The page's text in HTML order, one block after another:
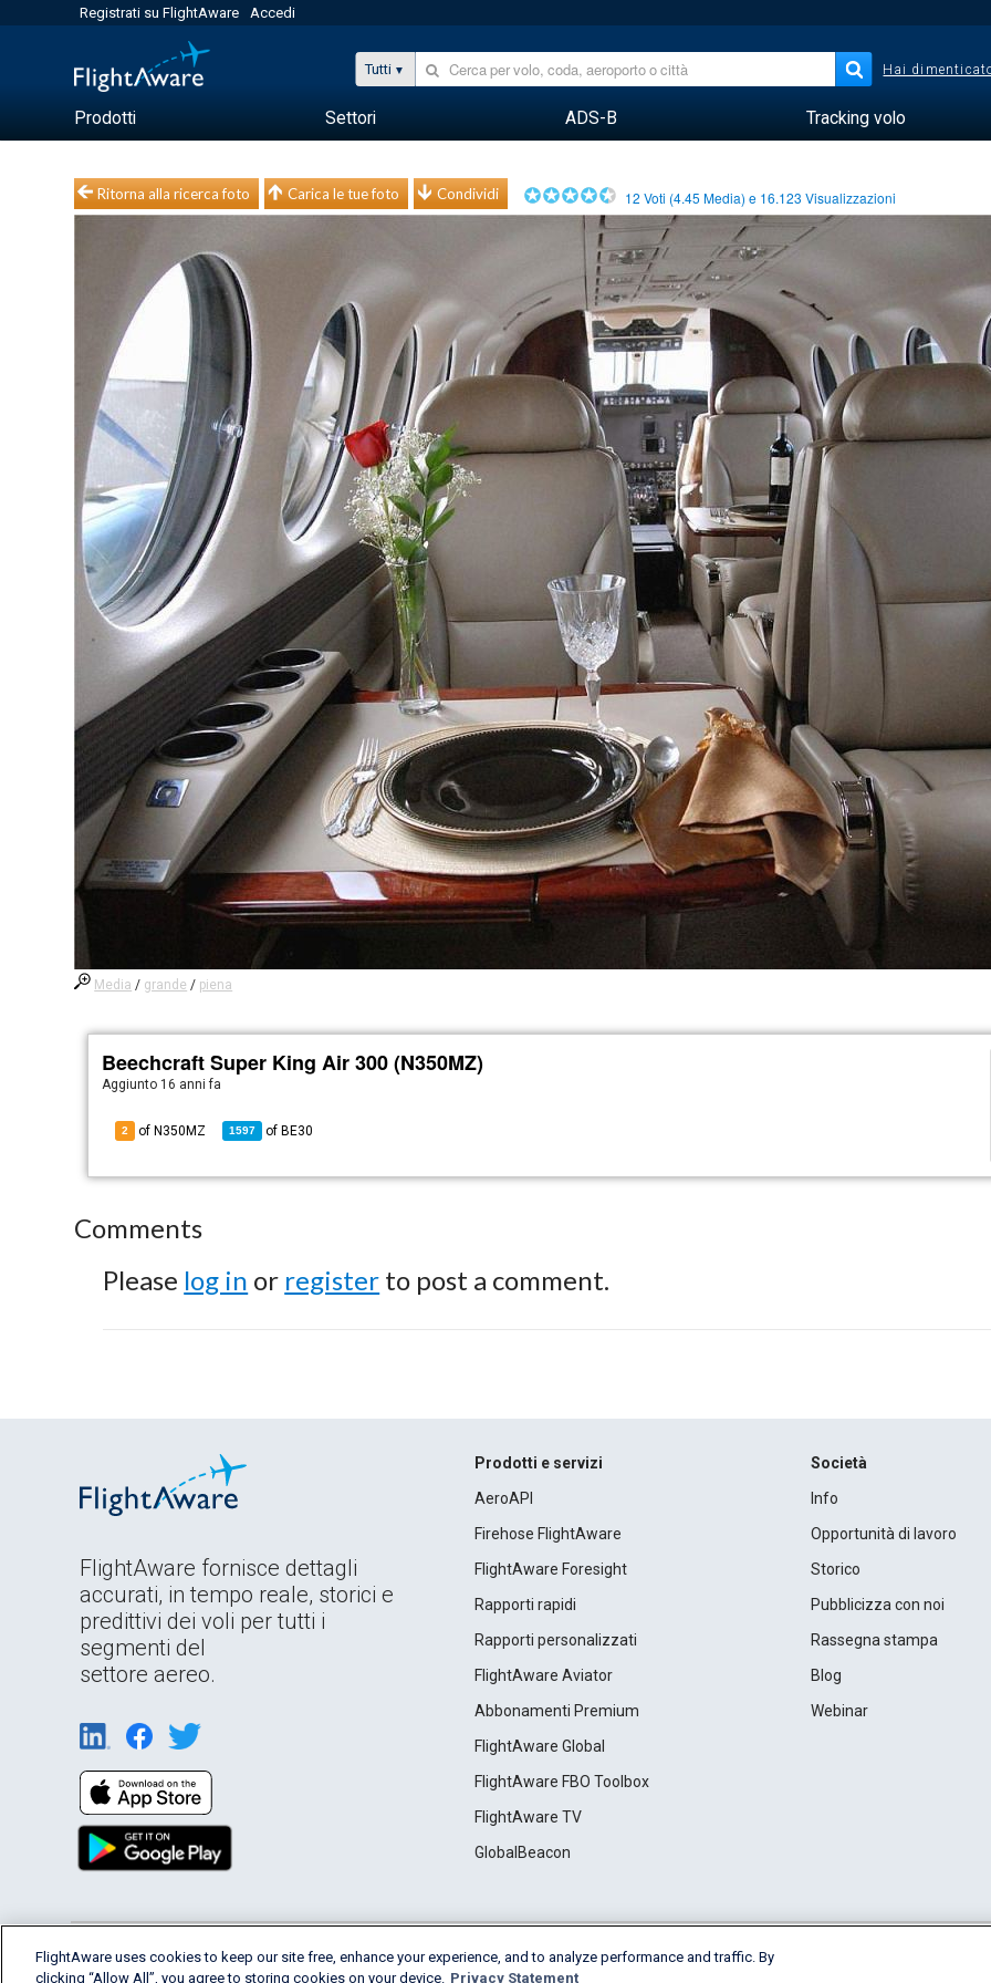
Registrati su FlightAware Accedi
Tutti Hai
Prodotti Settori ADS-B Tracking volo
Ritorna alla ricerca foto Carica le tue foto Condividi 12 Voti (4.45 Media) e 16.123 Visualizzazioni
Media / grande / piena
Beechcraft Super King Air 300 (N350MZ)
Aggiunto 16 anni fa
2 of N350MZ 1597 of BE30
Comments
Please log in or register to post a comment.
FlightAware fornisce dettagli
accurati, in tempo reale, storici e
predittivi dei voli per tutti i
segmenti del
settore aereo.
Prodotti e servizi
AeroAPI
Firehose FlightAware
FlightAware Foresight
Rapporti rapidi
Rapporti personalizzati
FlightAware Aviator
Abbonamenti Premium
FlightAware Global
FlightAware FBO Toolbox
FlightAware TV
GlobalBeacon
Società
Info
Opportunità di lavoro
Storico
Pubblicizza con noi
Rassegna stampa
Blog
Webinar
English (USA) 2026 FlightAware Terms of Use Privacy Cookie Settings
FlightAware uses cookies to keep our site free, enhance your experience, and to analyze performance and traffic. By
clicking “Allow All”, you agree to storing cookies on your device. Privacy Statement